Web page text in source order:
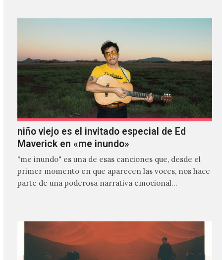
niño viejo es el invitado especial de Ed
Maverick en «me inundo»
"me inundo" es una de esas canciones que, desde el
primer momento en que aparecen las voces, nos hace
parte de una poderosa narrativa emocional…